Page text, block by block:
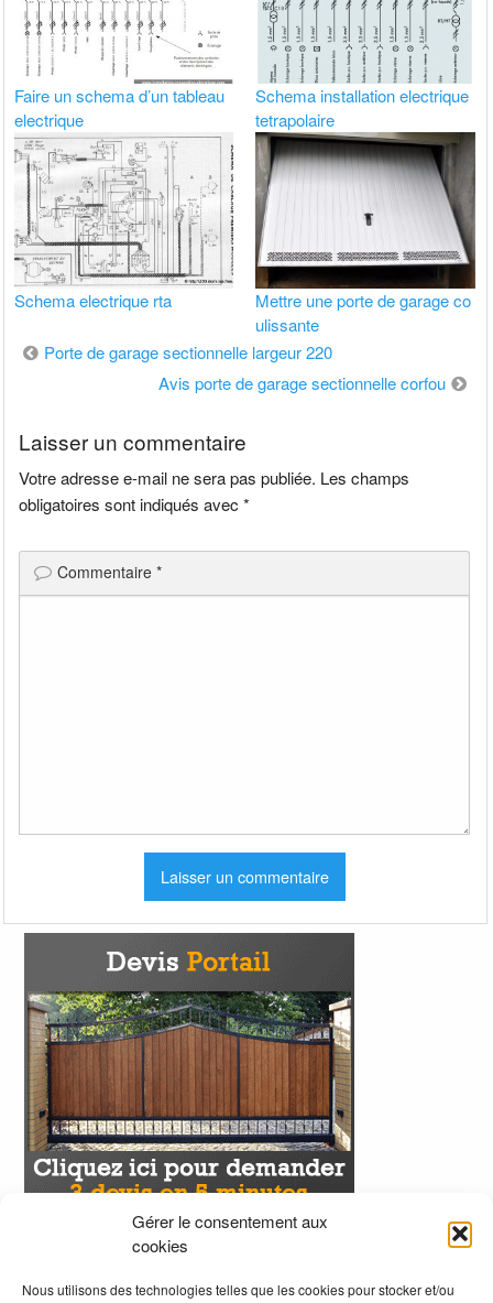
Gérer le consentement aux
cookies
Nous utilisons des technologies telles que les cookies pour stocker et/ou
Faire un schema d’un tableau
electrique
Schema installation electrique
tetrapolaire
Schema electrique rta
Mettre une porte de garage co
ulissante
Navigation
Porte de garage sectionnelle largeur 220
Avis porte de garage sectionnelle corfou
Laisser un commentaire
Votre adresse e-mail ne sera pas publiée. Les champs
obligatoires sont indiqués avec*
Commentaire*